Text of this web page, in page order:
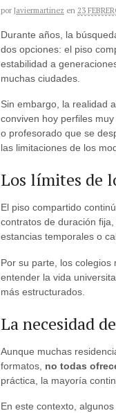
por Javiermartinez en 23
Durante años, la
dos opciones: el piso
estabilidad a
muchas ciudades.
Sin embargo, la realidad
conviven hoy perfiles
o profesorado que se
las limitaciones de los
Los límites de
El piso compartido
contratos de duración
estancias temporales o
Por su parte, los
entender la vida
más estructurados.
La necesidad
Aunque muchas
formatos, no todas
práctica, la mayoría
En este contexto,